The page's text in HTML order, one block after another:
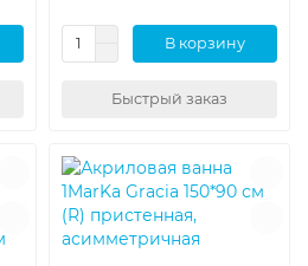
В корзину
Быстрый заказ